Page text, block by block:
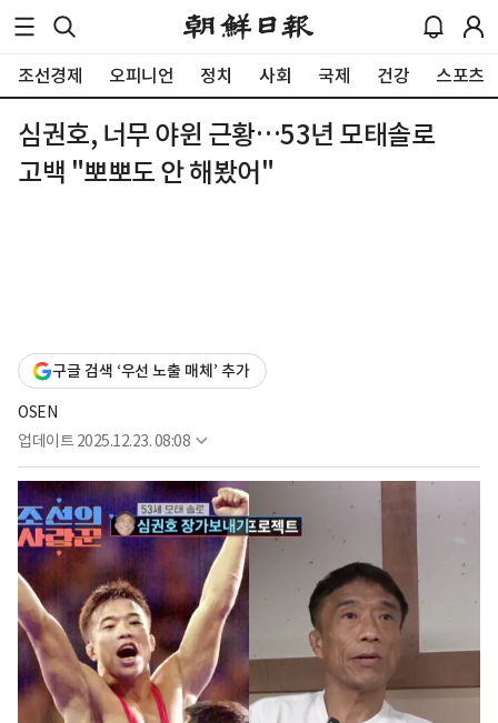
조선경제 오피니언 정치 사회 국제 건강 스포츠
심권호, 너무 야윈 근황…53년 모태솔로
고백 "뽀뽀도 안 해봤어"
구글 검색 ‘우선 노출 매체’ 추가
OSEN
업데이트 2025.12.23. 08:08